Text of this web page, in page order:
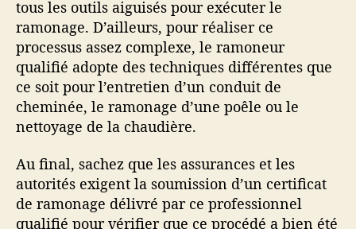
tous les outils aiguisés pour exécuter le
ramonage. D’ailleurs, pour réaliser ce
processus assez complexe, le ramoneur
qualifié adopte des techniques différentes que
ce soit pour l’entretien d’un conduit de
cheminée, le ramonage d’une poêle ou le
nettoyage de la chaudière.
Au final, sachez que les assurances et les
autorités exigent la soumission d’un certificat
de ramonage délivré par ce professionnel
qualifié pour vérifier que ce procédé a bien été